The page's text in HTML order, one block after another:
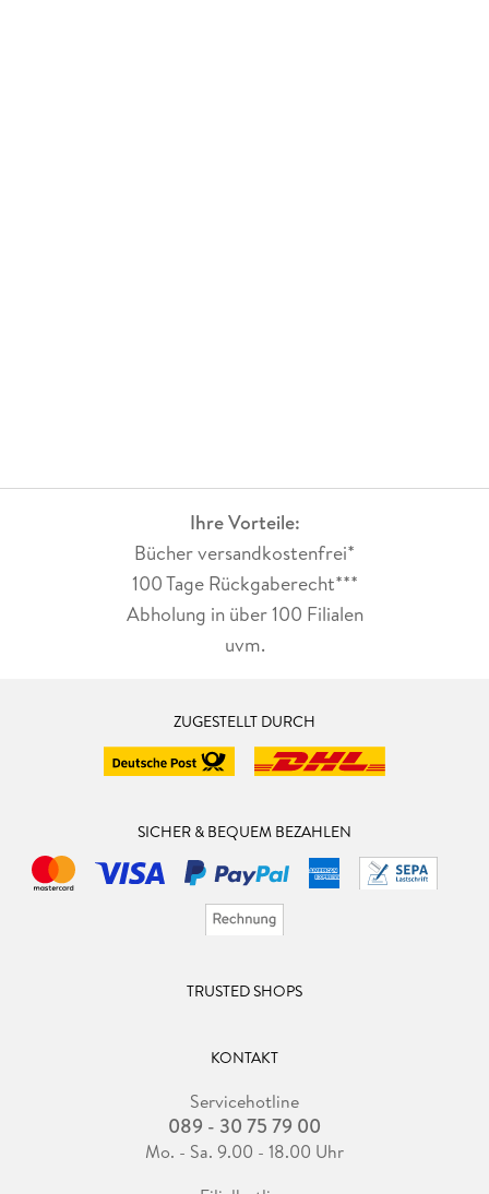
Ihre Vorteile:
Bücher versandkostenfrei*
100 Tage Rückgaberecht***
Abholung in über 100 Filialen
uvm.
ZUGESTELLT DURCH
SICHER & BEQUEM BEZAHLEN
TRUSTED SHOPS
KONTAKT
Servicehotline
089 - 30 75 79 00
Mo. - Sa. 9.00 - 18.00 Uhr